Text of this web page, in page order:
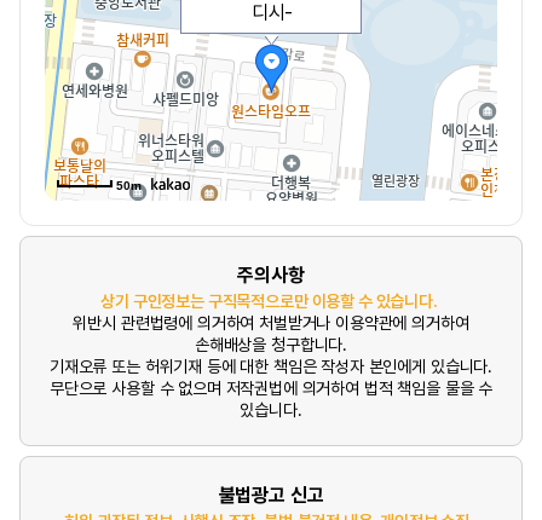
디시-
50m
주의사항
상기 구인정보는 구직목적으로만 이용할 수 있습니다.
위반시 관련법령에 의거하여 처벌받거나 이용약관에 의거하여
손해배상을 청구합니다.
기재오류 또는 허위기재 등에 대한 책임은 작성자 본인에게 있습니다.
무단으로 사용할 수 없으며 저작권법에 의거하여 법적 책임을 물을 수
있습니다.
불법광고 신고